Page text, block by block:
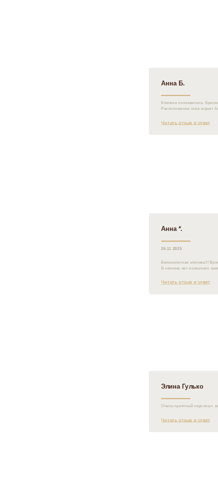
Анна Б.
Клиника поноавилась.
Расположение тоже играет
Читать отзыв и ответ
Анна *.
26.11.2025
Великолепная клиника!!!
В клинике нет излишнего
Читать отзыв и ответ
Элина Гулько
Очень приятный персонал,
Читать отзыв и ответ